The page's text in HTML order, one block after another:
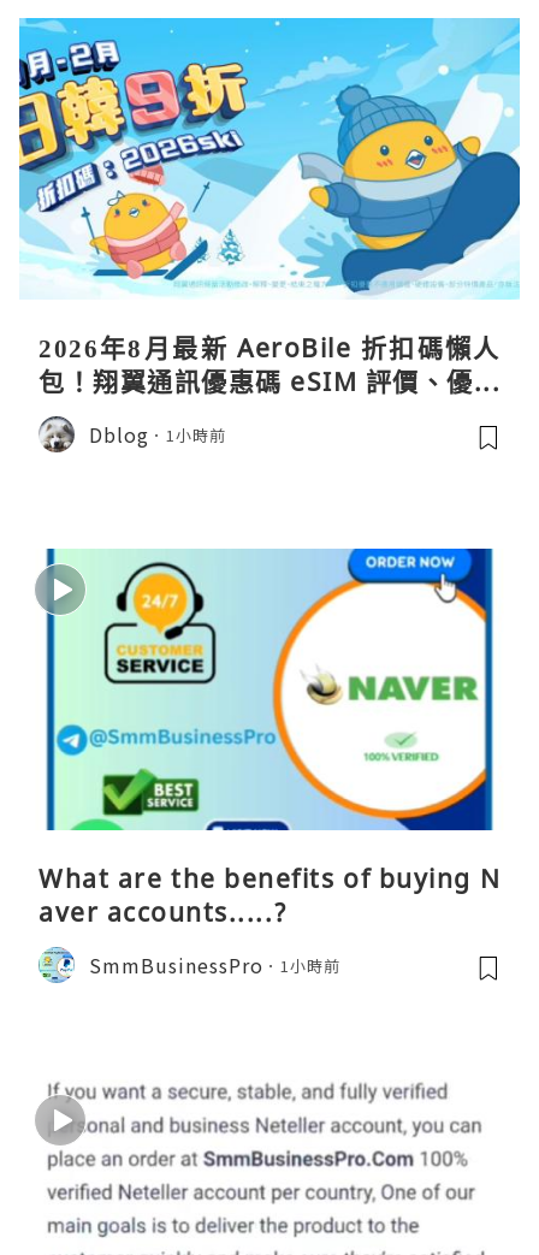
2026年8月最新 AeroBile 折扣碼懶人
包！翔翼通訊優惠碼 eSIM 評價、優缺
點、蝴蝶wifi機教學完整整理
Dblog 1小時前
What are the benefits of buying N
aver accounts.....?
SmmBusinessPro 1小時前